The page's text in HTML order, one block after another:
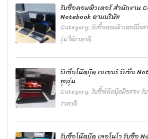
รับซื้อคอมพิวเตอร์ สำนักงาน
Notebook ตามบริษัท
Category:รับซื้อคอมพิวเตอร์มือ
รุ่น ให้ราคาดี
รับซื้อโน๊ตบุ๊ค เอเซอร์ รับซื้อ
ทุกรุ่น
Category:รับซื้อโน๊ตบุ๊คมือสอง รั
ราคาดี
รับซื้อโน๊ตบุ๊ค เลอโนโว รับซื้อ